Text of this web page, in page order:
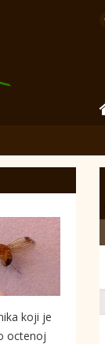
koji je
octenoj